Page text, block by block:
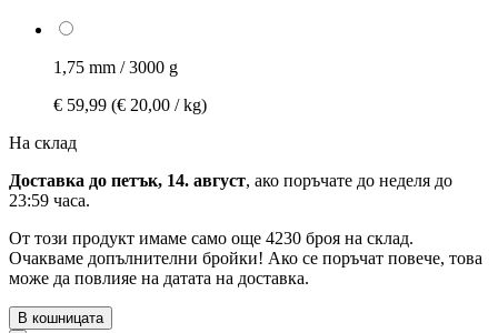
1,75 mm / 3000 g
€ 59,99 (€ 20,00 / kg)
На склад
Доставка до петък, 14. август, ако поръчате до неделя до
23:59 часа.
От този продукт имаме само още 4230 броя на склад.
Очакваме допълнителни бройки! Ако се поръчат повече, това
може да повлияе на датата на доставка.
В кошницата